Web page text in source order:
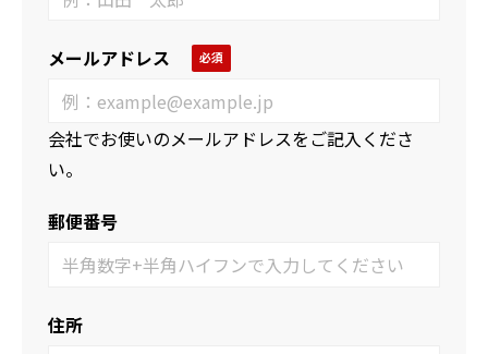
メールアドレス
会社でお使いのメールアドレスをご記入くださ
い。
郵便番号
住所